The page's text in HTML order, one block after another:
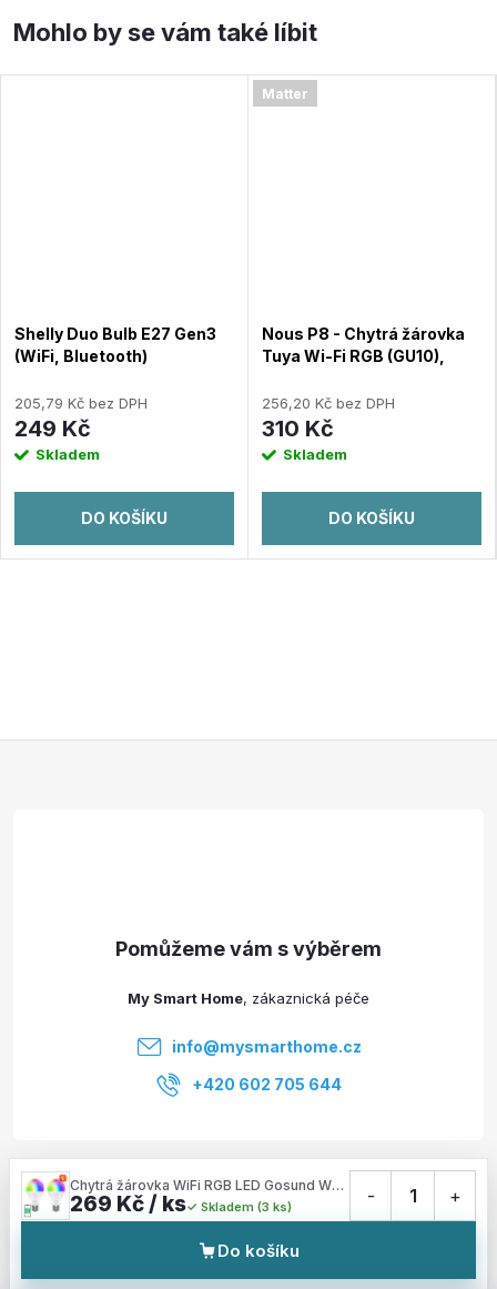
Shelly Duo Bulb E27 Gen3
(WiFi, Bluetooth)
205,79 Kč bez DPH
249 Kč
Skladem
DO KOŠÍKU
Matter
Nous P8 - Chytrá žárovka
Tuya Wi-Fi RGB (GU10),
256,20 Kč bez DPH
310 Kč
Skladem
DO KOŠÍKU
Služby
My Smart Home
info@mysmarthome.cz
+420 602 705 644
Chytrá žárovka WiFi RGB LED Gosund WB4-2 (2-pack) E27 Tuya
269 Kč / ks Skladem (3 ks) - 1 +
Do košíku